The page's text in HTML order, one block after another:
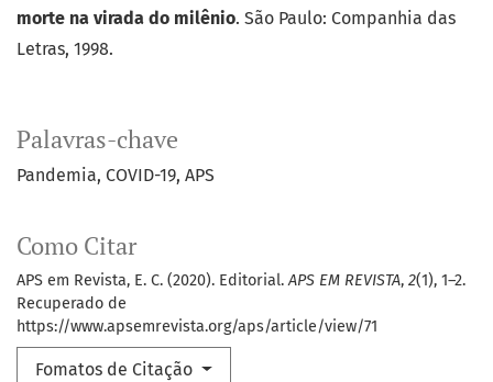
Palavras-chave
Pandemia COVID-19 APS
Como Citar
APS em Revista, E. C. (2020). Editorial.APS EM REVISTA, 2(1), 1–2.
Recuperado de
https://www.apsemrevista.org/aps/article/view/71
Fomatos de Citação
morte na virada do milênio. São Paulo: Companhia das
Letras, 1998.